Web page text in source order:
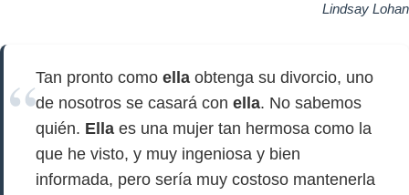
Lindsay Lohan
Tan pronto como ella obtenga su divorcio, uno
de nosotros se casará con ella. No sabemos
quién. Ella es una mujer tan hermosa como la
que he visto, y muy ingeniosa y bien
informada, pero sería muy costoso mantenerla